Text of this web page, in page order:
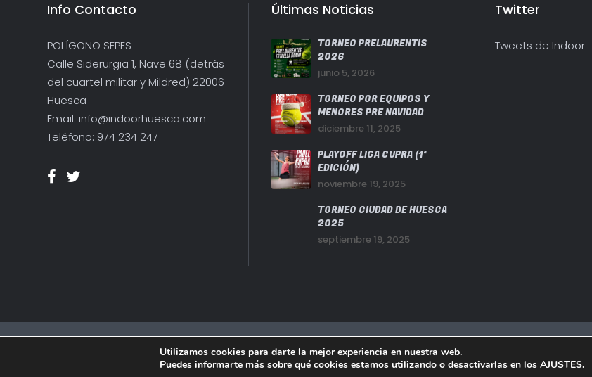
Info Contacto
POLÍGONO SEPES
Calle Siderurgia 1, Nave 68 (detrás
del cuartel militar y Mildred) 22006
Huesca
Email: info@indoorhuesca.com
Teléfono: 974 234 247
Últimas Noticias
TORNEO PRELAURENTIS
2026
junio 5, 2026
TORNEO POR EQUIPOS Y
MENORES PRE NAVIDAD
diciembre 11, 2025
PLAYOFF LIGA CUPRA (1ª
EDICIÓN)
noviembre 19, 2025
TORNEO CIUDAD DE HUESCA
2025
septiembre 19, 2025
Twitter
Tweets de Indoor
© 2013 Deporte y Ocio Huesca S.L.Avido Legal y Política de Privacidad
Utilizamos cookies para darte la mejor experiencia en nuestra web.
Puedes informarte más sobre qué cookies estamos utilizando o desactivarlas en los AJUSTES.